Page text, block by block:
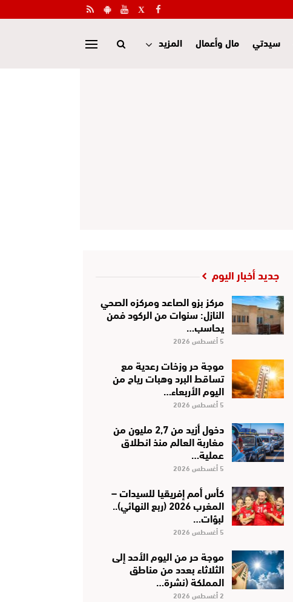
سيدتي مال وأعمال المزيد
جديد أخبار اليوم
مركز بزو الصاعد ومركزه الصحي
النازل: سنوات من الركود فمن
يحاسب…
5 أغسطس 2026
موجة حر وزخات رعدية مع
تساقط البرد وهبات رياح من
اليوم الأربعاء…
5 أغسطس 2026
دخول أزيد من 2,7 مليون من
مغاربة العالم منذ انطلاق
عملية…
5 أغسطس 2026
كأس أمم إفريقيا للسيدات –
المغرب 2026 (ربع النهائي)..
لبؤات…
5 أغسطس 2026
موجة حر من اليوم الأحد إلى
الثلاثاء بعدد من مناطق
المملكة (نشرة…
2 أغسطس 2026